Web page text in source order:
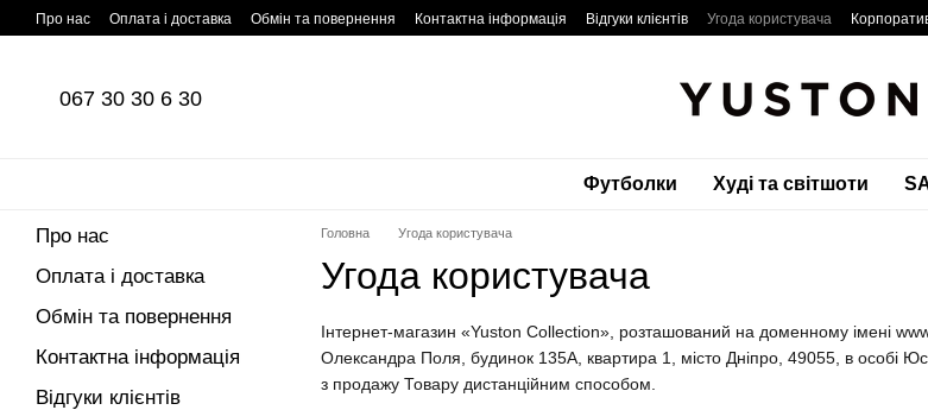
Перейти до основного контенту
Про нас Оплата і доставка Обмін та повернення Контактна інформація Відгуки клієнтів Угода користувача
067 30 30 6 30
Футболки Худі та світшоти
Головна Угода користувача
Угода користувача
Інтернет-магазин «Yuston Collection», розташований на доменному імені
Олександра Поля, будинок 135А, квартира 1, місто Дніпро, 49055, в особі
з продажу Товару дистанційним способом.
Про нас
Оплата і доставка
Обмін та повернення
Контактна інформація
Відгуки клієнтів